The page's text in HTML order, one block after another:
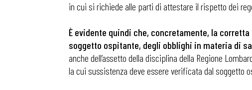
in cui si richiede alle parti di attestare il rispetto dei
È evidente quindi che, concretamente, la
soggetto ospitante, degli obblighi in materia di
anche dell’assetto della disciplina della Regione
la cui sussistenza deve essere verificata dal soggetto